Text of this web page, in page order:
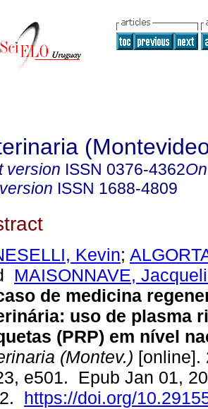
version ISSN 0376-4362
ISSN 1688-4809
Kevin;
MAISONNAVE,
de medicina
uso de plasma
(PRP) em nível
(Montev.) [online].
e501. Epub Jan 01,
https://doi.org/